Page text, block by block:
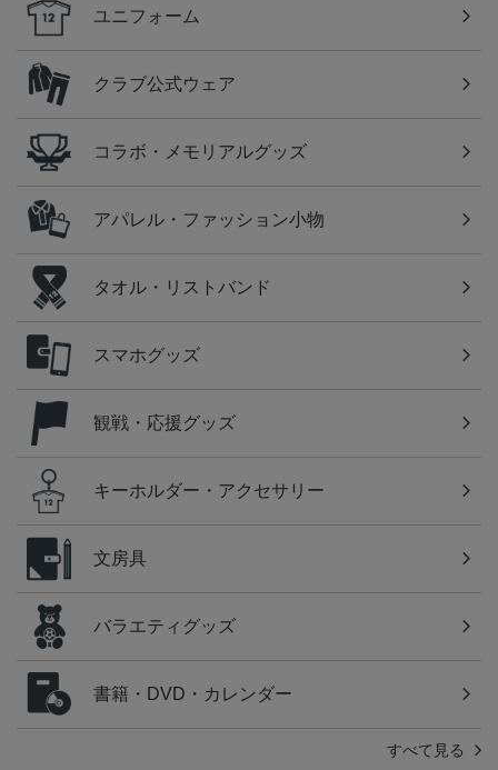
ユニフォーム
クラブ公式ウェア
コラボ・メモリアルグッズ
アパレル・ファッション小物
タオル・リストバンド
スマホグッズ
観戦・応援グッズ
キーホルダー・アクセサリー
文房具
バラエティグッズ
書籍・DVD・カレンダー
すべて見る